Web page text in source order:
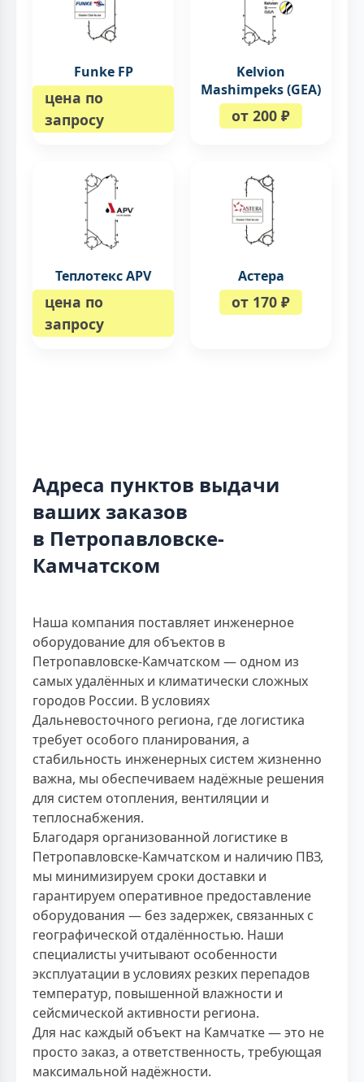
Funke FP
цена по
запросу
Kelvion
Mashimpeks (GEA)
от 200 ₽
Теплотекс APV
цена по
запросу
Астера
от 170 ₽
Адреса пунктов выдачи
ваших заказов
в Петропавловске-
Камчатском
Наша компания поставляет инженерное
оборудование для объектов в
Петропавловске-Камчатском — одном из
самых удалённых и климатически сложных
городов России. В условиях
Дальневосточного региона, где логистика
требует особого планирования, а
стабильность инженерных систем жизненно
важна, мы обеспечиваем надёжные решения
для систем отопления, вентиляции и
теплоснабжения.
Благодаря организованной логистике в
Петропавловске-Камчатском и наличию ПВЗ,
мы минимизируем сроки доставки и
гарантируем оперативное предоставление
оборудования — без задержек, связанных с
географической отдалённостью. Наши
специалисты учитывают особенности
эксплуатации в условиях резких перепадов
температур, повышенной влажности и
сейсмической активности региона.
Для нас каждый объект на Камчатке — это не
просто заказ, а ответственность, требующая
максимальной надёжности.